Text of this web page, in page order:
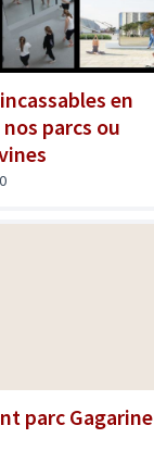
en
parcs ou
0
parc Gagarine